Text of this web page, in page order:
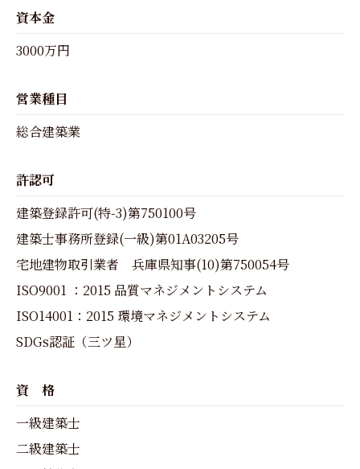
資本金
3000万円
営業種目
総合建築業
許認可
建築登録許可(特-3)第750100号
建築士事務所登録(一級)第01A03205号
宅地建物取引業者 兵庫県知事(10)第750054号
ISO9001 ：2015 品質マネジメントシステム
ISO14001：2015 環境マネジメントシステム
SDGs認証（三ツ星）
資 格
一級建築士
二級建築士